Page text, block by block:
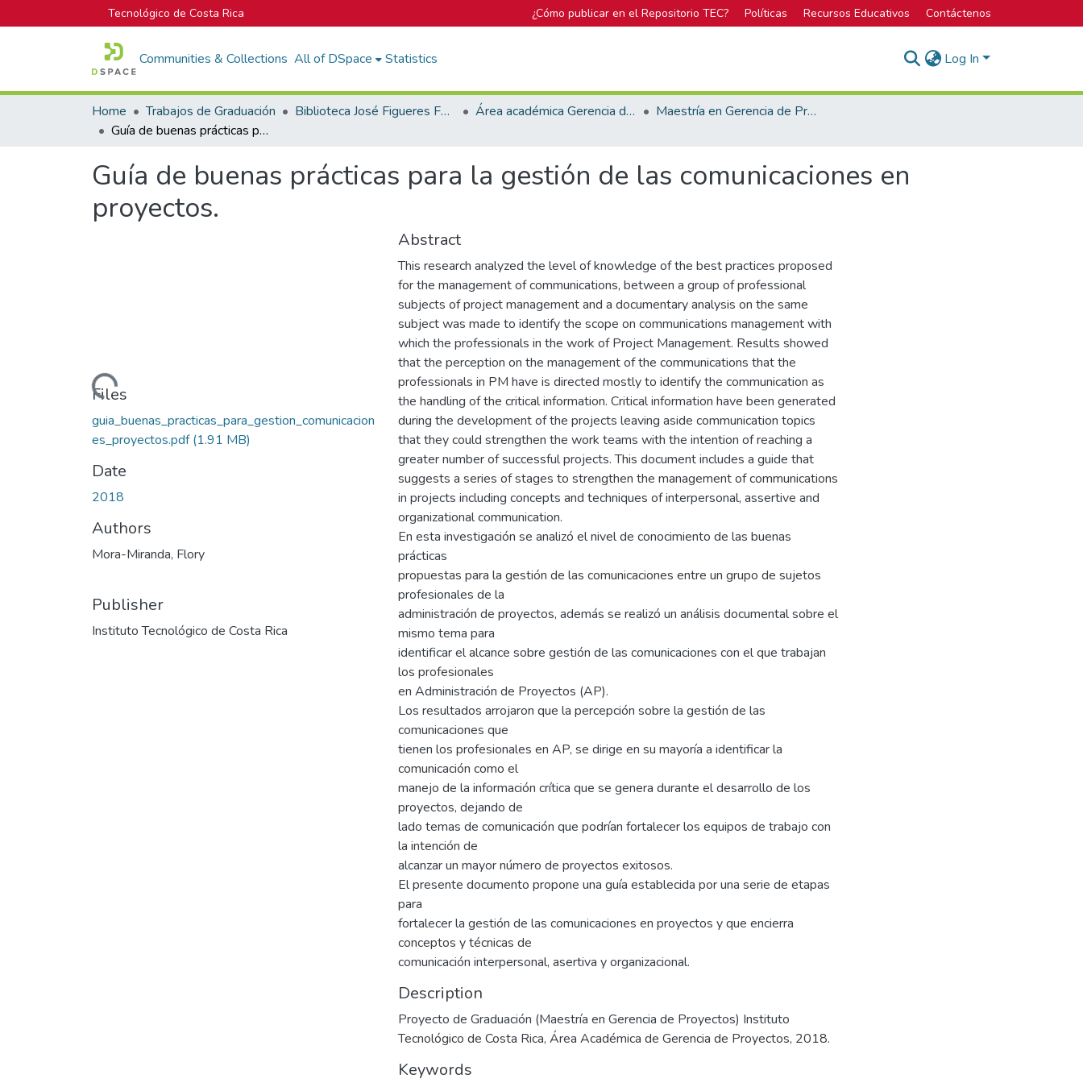
Tecnológico de Costa Rica ¿Cómo publicar en el Repositorio TEC? Políticas Recursos Educativos Contáctenos
Communities & Collections All of DSpace Statistics Log In
Home Trabajos de Graduación Biblioteca José Figueres Ferrer Área académica Gerencia de Proyectos
Maestría en Gerencia de Proyectos
Guía de buenas prácticas para la gestión de las comunicaciones en proyectos.
Guía de buenas prácticas para la gestión de las comunicaciones en
proyectos.
Loading...
Files
guia_buenas_practicas_para_gestion_comunicacion
es_proyectos.pdf(1.91 MB)
Date
2018
Authors
Mora-Miranda, Flory
Publisher
Instituto Tecnológico de Costa Rica
Abstract
This research analyzed the level of knowledge of the best practices proposed
for the management of communications, between a group of professional
subjects of project management and a documentary analysis on the same
subject was made to identify the scope on communications management with
which the professionals in the work of Project Management. Results showed
that the perception on the management of the communications that the
professionals in PM have is directed mostly to identify the communication as
the handling of the critical information. Critical information have been generated
during the development of the projects leaving aside communication topics
that they could strengthen the work teams with the intention of reaching a
greater number of successful projects. This document includes a guide that
suggests a series of stages to strengthen the management of communications
in projects including concepts and techniques of interpersonal, assertive and
organizational communication.
En esta investigación se analizó el nivel de conocimiento de las buenas
prácticas
propuestas para la gestión de las comunicaciones entre un grupo de sujetos
profesionales de la
administración de proyectos, además se realizó un análisis documental sobre el
mismo tema para
identificar el alcance sobre gestión de las comunicaciones con el que trabajan
los profesionales
en Administración de Proyectos (AP).
Los resultados arrojaron que la percepción sobre la gestión de las
comunicaciones que
tienen los profesionales en AP, se dirige en su mayoría a identificar la
comunicación como el
manejo de la información crítica que se genera durante el desarrollo de los
proyectos, dejando de
lado temas de comunicación que podrían fortalecer los equipos de trabajo con
la intención de
alcanzar un mayor número de proyectos exitosos.
El presente documento propone una guía establecida por una serie de etapas
para
fortalecer la gestión de las comunicaciones en proyectos y que encierra
conceptos y técnicas de
comunicación interpersonal, asertiva y organizacional.
Description
Proyecto de Graduación (Maestría en Gerencia de Proyectos) Instituto
Tecnológico de Costa Rica, Área Académica de Gerencia de Proyectos, 2018.
Keywords